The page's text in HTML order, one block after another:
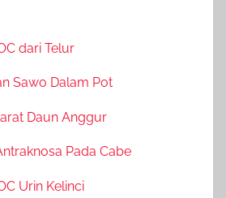
dari Telur
Sawo Dalam Pot
Daun Anggur
Pada Cabe
Urin Kelinci